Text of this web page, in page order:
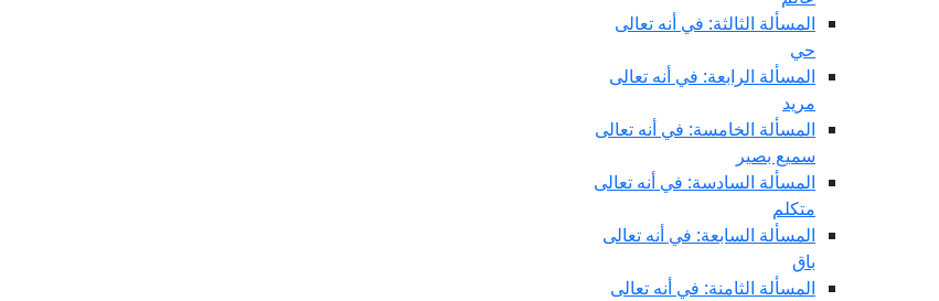
المسألة الثالثة: في أنه تعالى
حي
المسألة الرابعة: في أنه تعالى
مريد
المسألة الخامسة: في أنه تعالى
سميع بصير
المسألة السادسة: في أنه تعالى
متكلم
المسألة السابعة: في أنه تعالى
باق
المسألة الثامنة: في أنه تعالى